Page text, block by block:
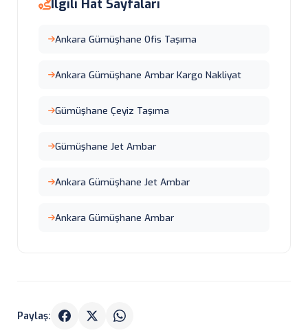
İlgili Hat Sayfaları
Ankara Gümüşhane Ofis Taşıma
Ankara Gümüşhane Ambar Kargo Nakliyat
Gümüşhane Çeyiz Taşıma
Gümüşhane Jet Ambar
Ankara Gümüşhane Jet Ambar
Ankara Gümüşhane Ambar
Paylaş: